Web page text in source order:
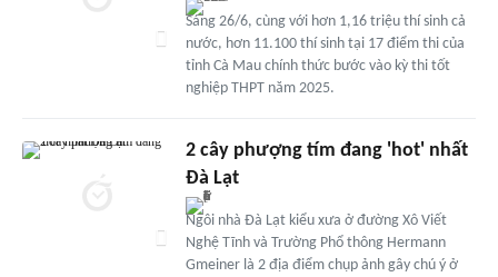
Sáng 26/6, cùng với hơn 1,16 triệu thí sinh cả
nước, hơn 11.100 thí sinh tại 17 điểm thi của
tỉnh Cà Mau chính thức bước vào kỳ thi tốt
nghiệp THPT năm 2025.
2 cây phượng tím đang 'hot' nhất
Đà Lạt
Ngôi nhà Đà Lạt kiểu xưa ở đường Xô Viết
Nghệ Tĩnh và Trường Phổ thông Hermann
Gmeiner là 2 địa điểm chụp ảnh gây chú ý ở